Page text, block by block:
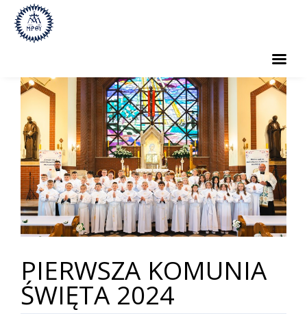
PARAFIA
SAKRAMENTY
GRUPY PARAFIALNE
CMENTARZ
KONTAKT
PIERWSZA KOMUNIA
ŚWIĘTA 2024